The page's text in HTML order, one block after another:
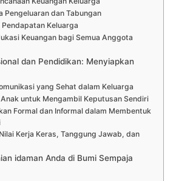
Pengeluaran dan Tabungan
Keluarga
Keuangan bagi Semua Anggota
dan Pendidikan: Menyiapkan
yang Sehat dalam Keluarga
untuk Mengambil Keputusan Sendiri
Formal dan Informal dalam Membentuk
Kerja Keras, Tanggung Jawab, dan
idaman Anda di Bumi Sempaja